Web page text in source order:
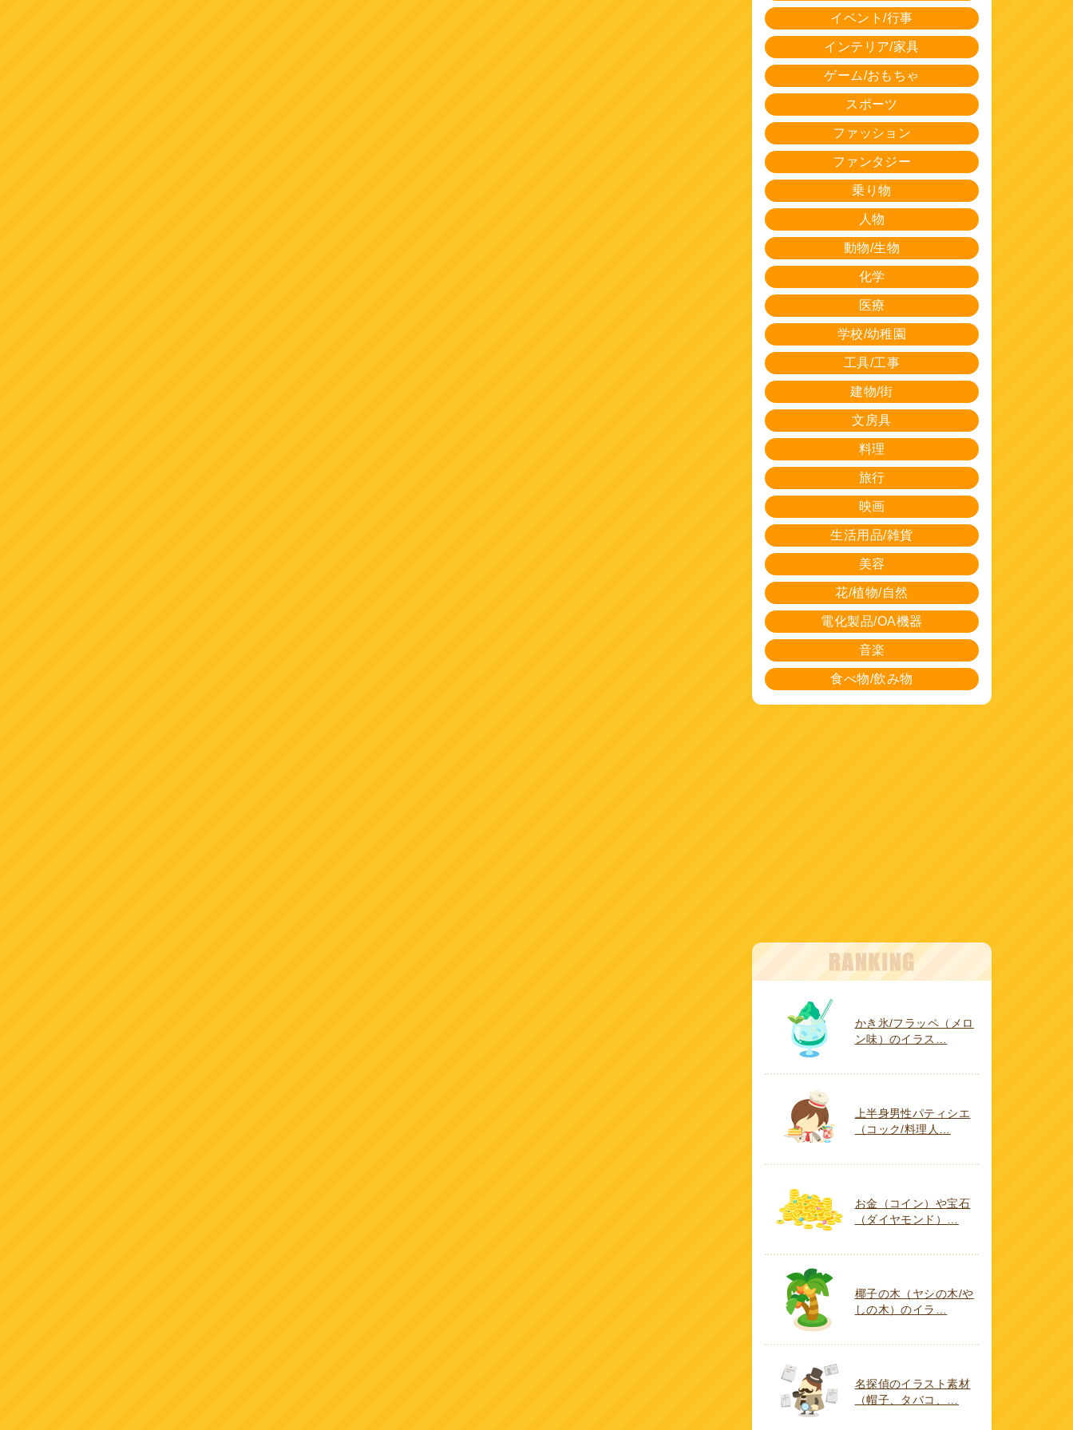
イベント/行事
インテリア/家具
ゲーム/おもちゃ
スポーツ
ファッション
ファンタジー
乗り物
人物
動物/生物
化学
医療
学校/幼稚園
工具/工事
建物/街
文房具
料理
旅行
映画
生活用品/雑貨
美容
花/植物/自然
電化製品/OA機器
音楽
食べ物/飲み物
かき氷/フラッペ（メロ
ン味）のイラス…
上半身男性パティシエ
（コック/料理人…
お金（コイン）や宝石
（ダイヤモンド）…
椰子の木（ヤシの木/や
しの木）のイラ…
名探偵のイラスト素材
（帽子、タバコ、…